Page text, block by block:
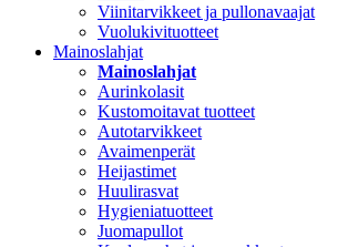
Viinitarvikkeet ja pullonavaajat
Vuolukivituotteet
Mainoslahjat
Mainoslahjat
Aurinkolasit
Kustomoitavat tuotteet
Autotarvikkeet
Avaimenperät
Heijastimet
Huulirasvat
Hygieniatuotteet
Juomapullot